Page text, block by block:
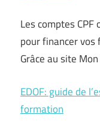
Les comptes
pour financer
Grâce au site
EDOF: guide de
formation